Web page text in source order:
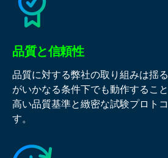
品質と信頼性
品質に対する弊社の取り組みは揺
がいかなる条件下でも動作するこ
高い品質基準と緻密な試験プロト
す。